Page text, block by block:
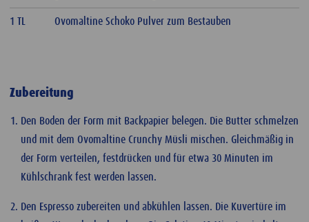
1 TL Ovomaltine Schoko Pulver zum Bestauben
Zubereitung
Den Boden der Form mit Backpapier belegen. Die Butter schmelzen
und mit dem Ovomaltine Crunchy Müsli mischen. Gleichmäßig in
der Form verteilen, festdrücken und für etwa 30 Minuten im
Kühlschrank fest werden lassen.
Den Espresso zubereiten und abkühlen lassen. Die Kuvertüre im